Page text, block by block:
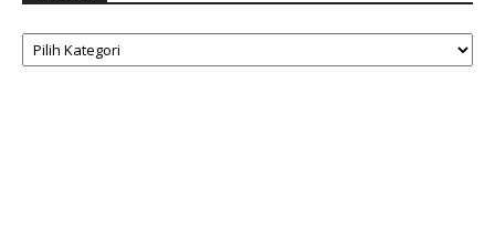
Kategori